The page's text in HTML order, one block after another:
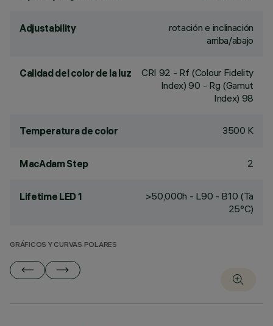
Adjustability
rotación e inclinación
arriba/abajo
Calidad del color de la luz CRI 92 - Rf (Colour Fidelity
Index) 90 - Rg (Gamut
Index) 98
Temperatura de color 3500 K
MacAdam Step 2
Lifetime LED 1
>50,000h - L90 - B10 (Ta
25°C)
GRÁFICOS Y CURVAS POLARES